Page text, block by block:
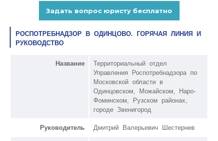
РОСПОТРЕБНАДЗОР В ОДИНЦОВО. ГОРЯЧАЯ ЛИНИЯ И
РУКОВОДСТВО
Название
Территориальный отдел
Управления Роспотребнадзора по
Московской области в
Одинцовском, Можайском, Наро-
Фоминском, Рузском районах,
городе Звенигород
Руководитель Дмитрий Валерьевич Шестернев